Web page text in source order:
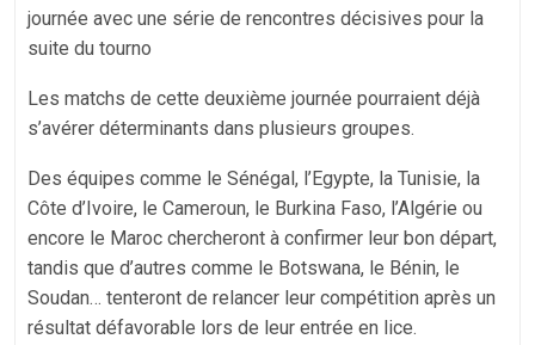
journée avec une série de rencontres décisives pour la
suite du tourno
‎Les matchs de cette deuxième journée pourraient déjà
s’avérer déterminants dans plusieurs groupes.
Des équipes comme le Sénégal, l’Egypte, la Tunisie, la
Côte d’Ivoire, le Cameroun, le Burkina Faso, l’Algérie ou
encore le Maroc chercheront à confirmer leur bon départ,
tandis que d’autres comme le Botswana, le Bénin, le
Soudan… tenteront de relancer leur compétition après un
résultat défavorable lors de leur entrée en lice.